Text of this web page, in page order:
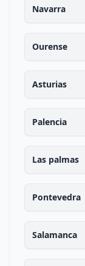
Navarra
Ourense
Asturias
Palencia
Las palmas
Pontevedra
Salamanca